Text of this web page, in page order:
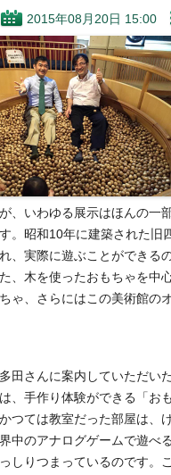
2015年08月20日 15:00
、いわゆる展示はほんの一
。昭和10年に建築された旧
、実際に遊ぶことができる
、木を使ったおもちゃを中
ゃ、さらにはこの美術館の
田さんに案内していただい
、手作り体験ができる「お
つては教室だった部屋は、
中のアナログゲームで遊べ
しりつまっているのです。